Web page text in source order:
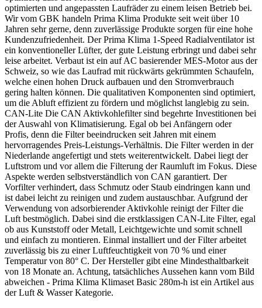
optimierten und angepassten Laufräder zu einem leisen Betrieb bei.
Wir vom GBK handeln Prima Klima Produkte seit weit über 10
Jahren sehr gerne, denn zuverlässige Produkte sorgen für eine hohe
Kundenzufriedenheit. Der Prima Klima 1-Speed Radialventilator ist
ein konventioneller Lüfter, der gute Leistung erbringt und dabei sehr
leise arbeitet. Verbaut ist ein auf AC basierender MES-Motor aus der
Schweiz, so wie das Laufrad mit rückwärts gekrümmten Schaufeln,
welche einen hohen Druck aufbauen und den Stromverbrauch
gering halten können. Die qualitativen Komponenten sind optimiert,
um die Abluft effizient zu fördern und möglichst langlebig zu sein.
CAN-Lite Die CAN Aktivkohlefilter sind begehrte Investitionen bei
der Auswahl von Klimatisierung. Egal ob bei Anfängern oder
Profis, denn die Filter beeindrucken seit Jahren mit einem
hervorragendes Preis-Leistungs-Verhältnis. Die Filter werden in der
Niederlande angefertigt und stets weiterentwickelt. Dabei liegt der
Luftstrom und vor allem die Filterung der Raumluft im Fokus. Diese
Aspekte werden selbstverständlich von CAN garantiert. Der
Vorfilter verhindert, dass Schmutz oder Staub eindringen kann und
ist dabei leicht zu reinigen und zudem austauschbar. Aufgrund der
Verwendung von adsorbierender Aktivkohle reinigt der Filter die
Luft bestmöglich. Dabei sind die erstklassigen CAN-Lite Filter, egal
ob aus Kunststoff oder Metall, Leichtgewichte und somit schnell
und einfach zu montieren. Einmal installiert und der Filter arbeitet
zuverlässig bis zu einer Luftfeuchtigkeit von 70 % und einer
Temperatur von 80° C. Der Hersteller gibt eine Mindesthaltbarkeit
von 18 Monate an. Achtung, tatsächliches Aussehen kann vom Bild
abweichen - Prima Klima Klimaset Basic 280m-h ist ein Artikel aus
der Luft & Wasser Kategorie.